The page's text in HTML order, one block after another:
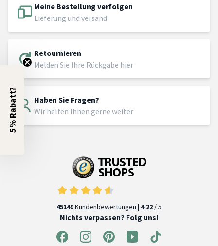
Meine Bestellung verfolgen
Lieferung und versand
Retournieren
Melden Sie Ihre Rückgabe hier
Haben Sie Fragen?
Wir helfen Ihnen gerne weiter
45149Kundenbewertungen | 4.22 / 5
Nichts verpassen? Folg uns!
5% Rabatt?